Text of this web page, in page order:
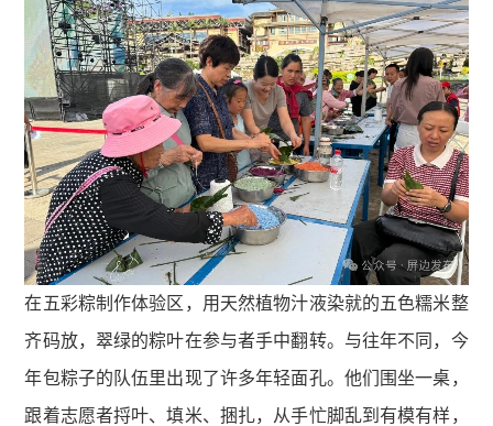
在五彩粽制作体验区，用天然植物汁液染就的五色糯米整
齐码放，翠绿的粽叶在参与者手中翻转。与往年不同，今
年包粽子的队伍里出现了许多年轻面孔。他们围坐一桌，
跟着志愿者捋叶、填米、捆扎，从手忙脚乱到有模有样，